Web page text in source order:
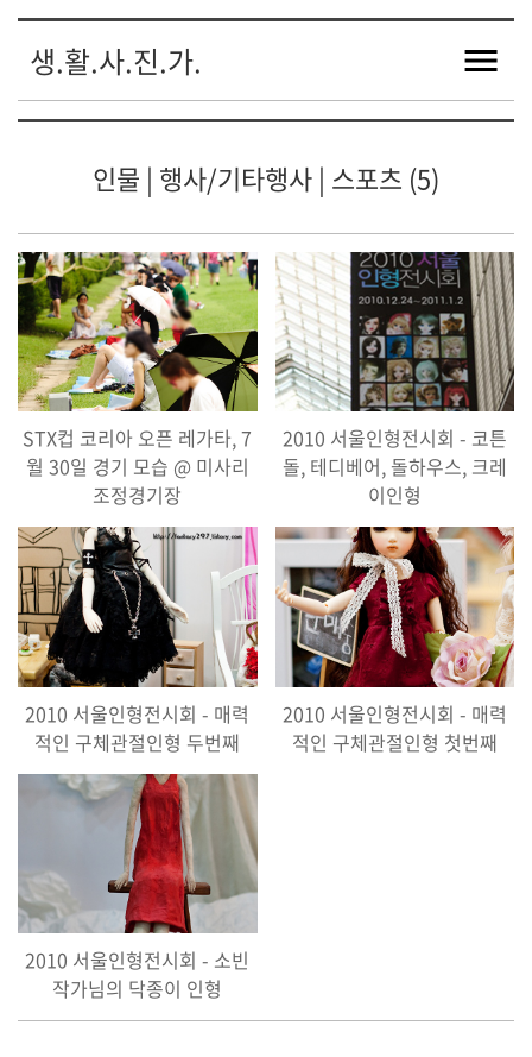
생.활.사.진.가.
인물 | 행사/기타행사 | 스포츠 (5)
STX컵 코리아 오픈 레가타, 7
월 30일 경기 모습 @ 미사리
조정경기장
2010 서울인형전시회 - 코튼
돌, 테디베어, 돌하우스, 크레
이인형
2010 서울인형전시회 - 매력
적인 구체관절인형 두번째
2010 서울인형전시회 - 매력
적인 구체관절인형 첫번째
2010 서울인형전시회 - 소빈
작가님의 닥종이 인형